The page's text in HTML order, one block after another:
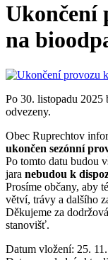
Ukončení
na
Po 30. listopadu 2025
odvezeny.
Obec Ruprechtov
ukončen sezónní
Po tomto datu budou
jara nebudou k
Prosíme občany, aby
větví, trávy a dalšího
Děkujeme za
stanovišť.
Datum vložení: 25.